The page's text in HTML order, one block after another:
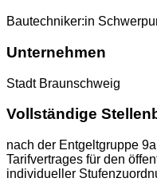
Bautechniker:in
Unternehmen
Stadt Braunschweig
Vollständige
nach der Entgeltgruppe
Tarifvertrages für den
individueller